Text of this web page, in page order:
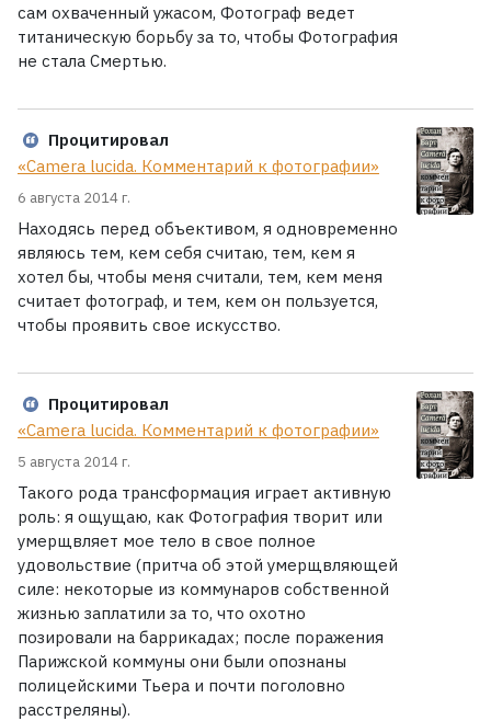
сам охваченный ужасом, Фотограф ведет
титаническую борьбу за то, чтобы Фотография
не стала Смертью.
Процитировал
«Camera lucida. Комментарий к фотографии»
6 августа 2014 г.
Находясь перед объективом, я одновременно
являюсь тем, кем себя считаю, тем, кем я
хотел бы, чтобы меня считали, тем, кем меня
считает фотограф, и тем, кем он пользуется,
чтобы проявить свое искусство.
Процитировал
«Camera lucida. Комментарий к фотографии»
5 августа 2014 г.
Такого рода трансформация играет активную
роль: я ощущаю, как Фотография творит или
умерщвляет мое тело в свое полное
удовольствие (притча об этой умерщвляющей
силе: некоторые из коммунаров собственной
жизнью заплатили за то, что охотно
позировали на баррикадах; после поражения
Парижской коммуны они были опознаны
полицейскими Тьера и почти поголовно
расстреляны).